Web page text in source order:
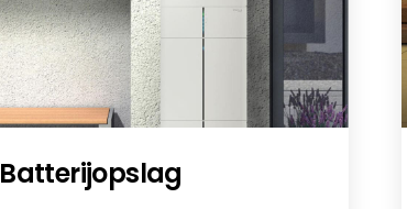
Batterijopslag